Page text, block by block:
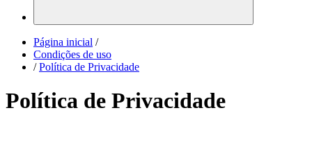
Página inicial /
Condições de uso
/ Política de Privacidade
Política de Privacidade